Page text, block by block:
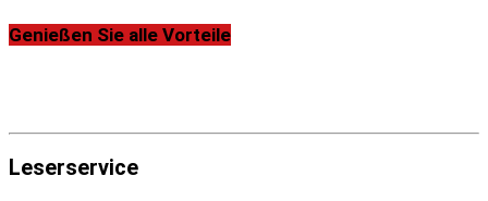
Genießen Sie alle Vorteile
Leserservice